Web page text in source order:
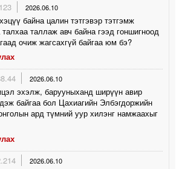
2026.06.10
байна цалин тэтгэвэр тэтгэмж
таллаж авч байна гээд гоншигноод
очиж жагсахгүй байгаа юм бэ?
2026.06.10
эхэлж, барууныханд ширүүн авир
байгаа бол Цахиагийн Элбэгдоржийн
ард түмний уур хилэнг намжаахыг
2026.06.10